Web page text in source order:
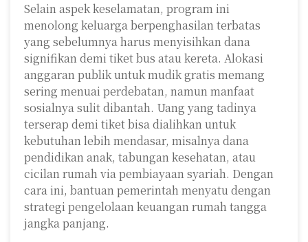
Selain aspek keselamatan, program ini
menolong keluarga berpenghasilan terbatas
yang sebelumnya harus menyisihkan dana
signifikan demi tiket bus atau kereta. Alokasi
anggaran publik untuk mudik gratis memang
sering menuai perdebatan, namun manfaat
sosialnya sulit dibantah. Uang yang tadinya
terserap demi tiket bisa dialihkan untuk
kebutuhan lebih mendasar, misalnya dana
pendidikan anak, tabungan kesehatan, atau
cicilan rumah via pembiayaan syariah. Dengan
cara ini, bantuan pemerintah menyatu dengan
strategi pengelolaan keuangan rumah tangga
jangka panjang.